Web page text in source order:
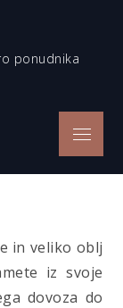
ponudnika
Menu
in veliko oblj
iz svoje
dovoza do